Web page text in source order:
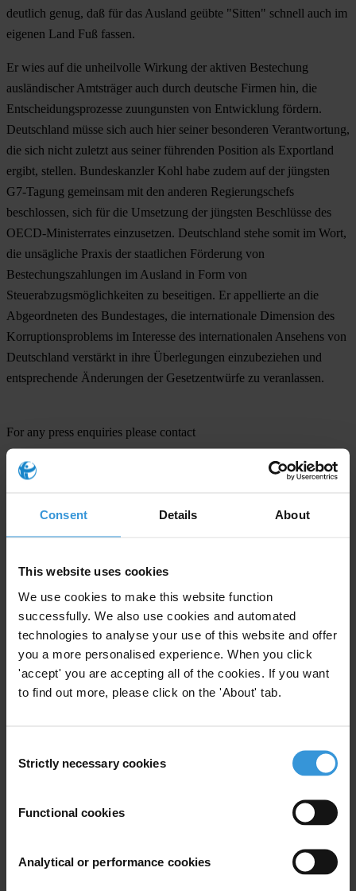
Consent Details About
This website uses cookies
We use cookies to make this website function
successfully. We also use cookies and automated
technologies to analyse your use of this website and offer
you a more personalised experience. When you click
'accept' you are accepting all of the cookies. If you want
to find out more, please click on the 'About' tab.
Selection
Strictly necessary cookies
Functional cookies
Analytical or performance cookies
deutlich genug, daß für das Ausland geübte "Sitten" schnell auch im
eigenen Land Fuß fassen.
Er wies auf die unheilvolle Wirkung der aktiven Bestechung
ausländischer Amtsträger auch durch deutsche Firmen hin, die
Entscheidungsprozesse zuungunsten von Entwicklung fördern.
Deutschland müsse sich auch hier seiner besonderen Verantwortung,
die sich nicht zuletzt aus seiner führenden Position als Exportland
ergibt, stellen. Bundeskanzler Kohl habe zudem auf der jüngsten
G7-Tagung gemeinsam mit den anderen Regierungschefs
beschlossen, sich für die Umsetzung der jüngsten Beschlüsse des
OECD-Ministerrates einzusetzen. Deutschland stehe somit im Wort,
die unsägliche Praxis der staatlichen Förderung von
Bestechungszahlungen im Ausland in Form von
Steuerabzugsmöglichkeiten zu beseitigen. Er appellierte an die
Abgeordneten des Bundestages, die internationale Dimension des
Korruptionsproblems im Interesse des internationalen Ansehens von
Deutschland verstärkt in ihre Überlegungen einzubeziehen und
entsprechende Änderungen der Gesetzentwürfe zu veranlassen.
For any press enquiries please contact
In Germany
e-mailti@transparency.org
Subscribe to our weekly newsletter
First name*
View ourPrivacy Policy